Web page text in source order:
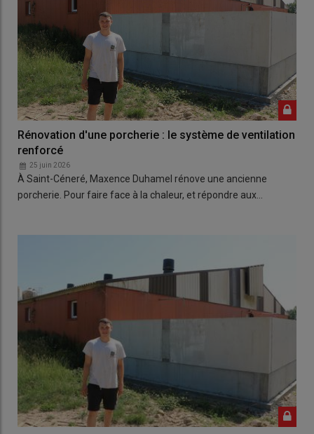
Rénovation d'une porcherie : le système de ventilation
renforcé
25 juin 2026
À Saint-Céneré, Maxence Duhamel rénove une ancienne
porcherie. Pour faire face à la chaleur, et répondre aux…